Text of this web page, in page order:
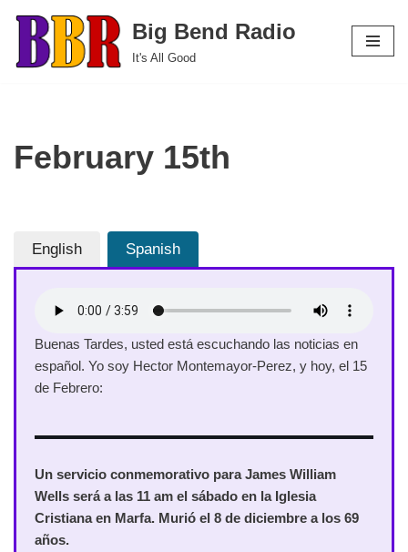
Skip
to
Big Bend Radio
It's All Good
February 15th
English Spanish
Buenas Tardes, usted está escuchando las noticias en
español. Yo soy Hector Montemayor-Perez, y hoy, el 15
de Febrero:
Un servicio conmemorativo para James William
Wells será a las 11 am el sábado en la Iglesia
Cristiana en Marfa. Murió el 8 de diciembre a los 69
años.